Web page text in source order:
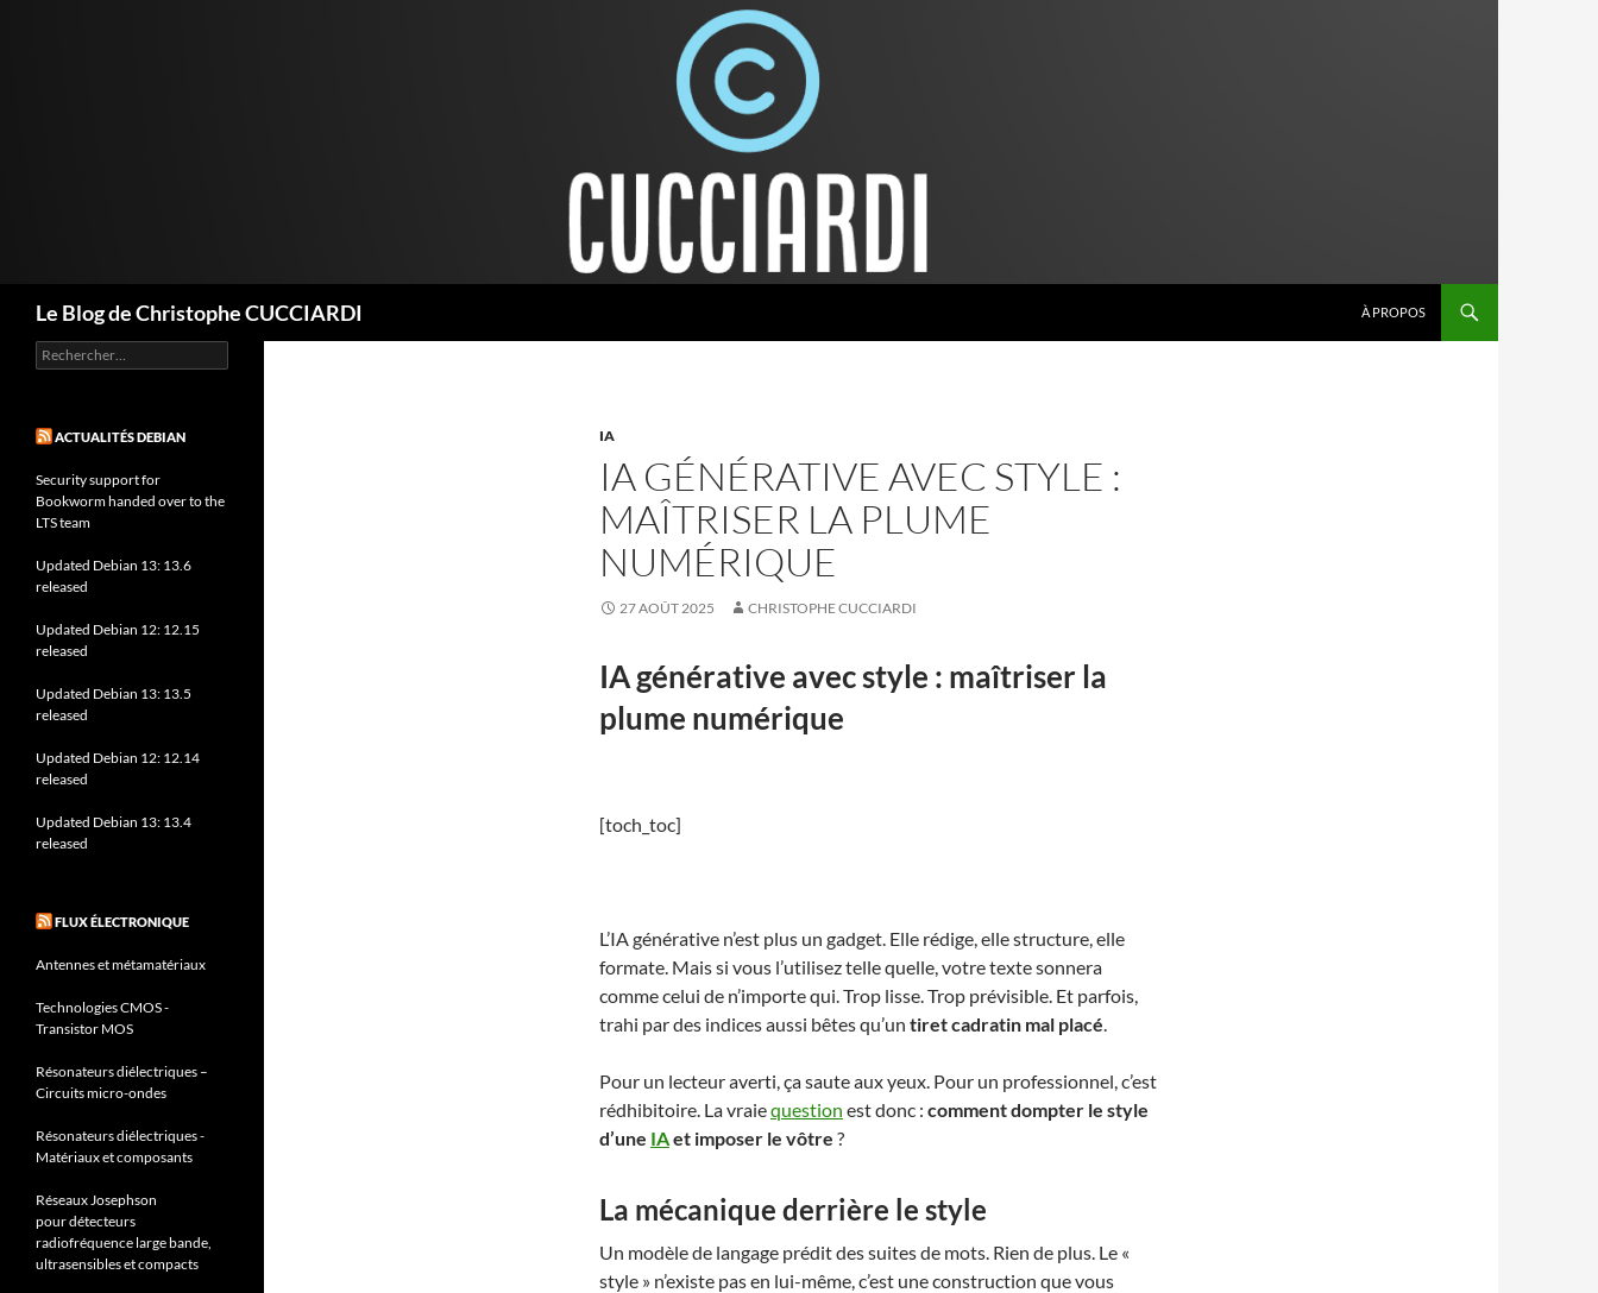
Le Blog de Christophe CUCCIARDI À PROPOS
IA
IA GÉNÉRATIVE AVEC STYLE :
MAÎTRISER LA PLUME
NUMÉRIQUE
27 AOÛT 2025 CHRISTOPHE CUCCIARDI
IA générative avec style : maîtriser la
plume numérique
[toch_toc]
L’IA générative n’est plus un gadget. Elle rédige, elle structure, elle
formate. Mais si vous l’utilisez telle quelle, votre texte sonnera
comme celui de n’importe qui. Trop lisse. Trop prévisible. Et parfois,
trahi par des indices aussi bêtes qu’un tiret cadratin mal placé.
Pour un lecteur averti, ça saute aux yeux. Pour un professionnel, c’est
rédhibitoire. La vraiequestion est donc : comment dompter le style
d’une IAet imposer le vôtre ?
La mécanique derrière le style
Un modèle de langage prédit des suites de mots. Rien de plus. Le «
style » n’existe pas en lui-même, c’est une construction que vous
Rechercher :
ACTUALITÉS DEBIAN
Security support for
Bookworm handed over to the
LTS team
Updated Debian 13: 13.6
released
Updated Debian 12: 12.15
released
Updated Debian 13: 13.5
released
Updated Debian 12: 12.14
released
Updated Debian 13: 13.4
released
FLUX ÉLECTRONIQUE
Antennes et métamatériaux
Technologies CMOS -
Transistor MOS
Résonateurs diélectriques –
Circuits micro-ondes
Résonateurs diélectriques -
Matériaux et composants
Réseaux Josephson
pour détecteurs
radiofréquence large bande,
ultrasensibles et compacts